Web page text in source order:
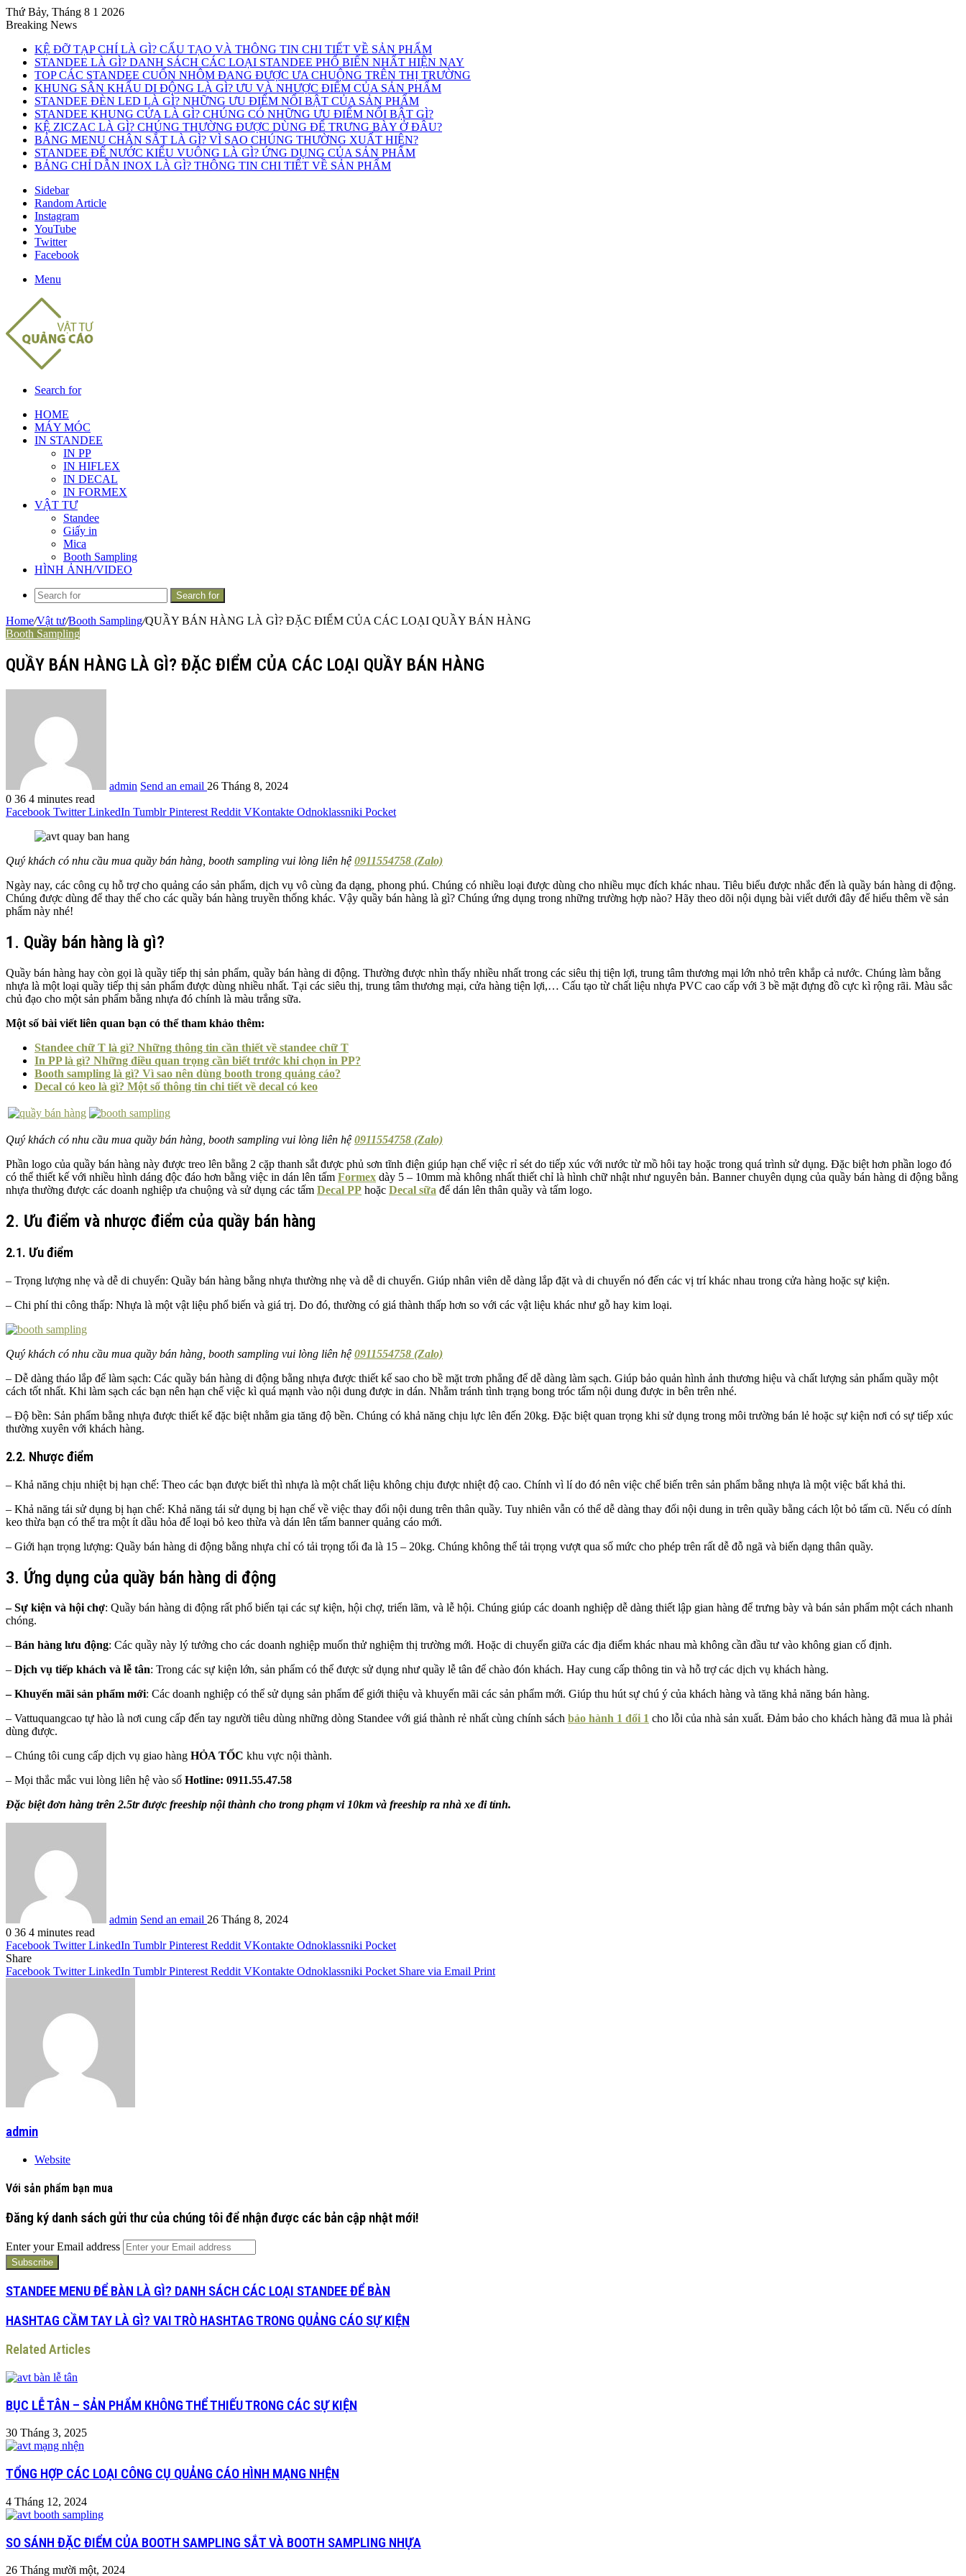
Thứ Bảy, Tháng 8 1 2026
Breaking News
KỆ ĐỠ TẠP CHÍ LÀ GÌ? CẤU TẠO VÀ THÔNG TIN CHI TIẾT VỀ SẢN PHẨM
STANDEE LÀ GÌ? DANH SÁCH CÁC LOẠI STANDEE PHỔ BIẾN NHẤT HIỆN NAY
TOP CÁC STANDEE CUỐN NHÔM ĐANG ĐƯỢC ƯA CHUỘNG TRÊN THỊ TRƯỜNG
KHUNG SÂN KHẤU DI ĐỘNG LÀ GÌ? ƯU VÀ NHƯỢC ĐIỂM CỦA SẢN PHẨM
STANDEE ĐÈN LED LÀ GÌ? NHỮNG ƯU ĐIỂM NỔI BẬT CỦA SẢN PHẨM
STANDEE KHUNG CỬA LÀ GÌ? CHÚNG CÓ NHỮNG ƯU ĐIỂM NỔI BẬT GÌ?
KỆ ZICZAC LÀ GÌ? CHÚNG THƯỜNG ĐƯỢC DÙNG ĐỂ TRƯNG BÀY Ở ĐÂU?
BẢNG MENU CHÂN SẮT LÀ GÌ? VÌ SAO CHÚNG THƯỜNG XUẤT HIỆN?
STANDEE ĐẾ NƯỚC KIỂU VUÔNG LÀ GÌ? ỨNG DỤNG CỦA SẢN PHẨM
BẢNG CHỈ DẪN INOX LÀ GÌ? THÔNG TIN CHI TIẾT VỀ SẢN PHẨM
Sidebar
Random Article
Instagram
YouTube
Twitter
Facebook
Menu
Search for
HOME
MÁY MÓC
IN STANDEE
IN PP
IN HIFLEX
IN DECAL
IN FORMEX
VẬT TƯ
Standee
Giấy in
Mica
Booth Sampling
HÌNH ẢNH/VIDEO
Search for
Home/Vật tư/Booth Sampling/QUẦY BÁN HÀNG LÀ GÌ? ĐẶC ĐIỂM CỦA CÁC LOẠI QUẦY BÁN HÀNG
Booth Sampling
QUẦY BÁN HÀNG LÀ GÌ? ĐẶC ĐIỂM CỦA CÁC LOẠI QUẦY BÁN HÀNG
admin Send an email 26 Tháng 8, 2024
0 36 4 minutes read
Facebook Twitter LinkedIn Tumblr Pinterest Reddit VKontakte Odnoklassniki Pocket
Quý khách có nhu cầu mua quầy bán hàng, booth sampling vui lòng liên hệ0911554758 (Zalo)
Ngày nay, các công cụ hỗ trợ cho quảng cáo sản phẩm, dịch vụ vô cùng đa dạng, phong phú. Chúng có nhiều loại được dùng cho nhiều mục đích khác nhau. Tiêu biểu được nhắc đến là quầy bán hàng di động.
Chúng được dùng để thay thế cho các quầy bán hàng truyền thống khác. Vậy quầy bán hàng là gì? Chúng ứng dụng trong những trường hợp nào? Hãy theo dõi nội dụng bài viết dưới đây để hiểu thêm về sản
phẩm này nhé!
1. Quầy bán hàng là gì?
Quầy bán hàng hay còn gọi là quầy tiếp thị sản phẩm, quầy bán hàng di động. Thường được nhìn thấy nhiều nhất trong các siêu thị tiện lợi, trung tâm thương mại lớn nhỏ trên khắp cả nước. Chúng làm bằng
nhựa là một loại quầy tiếp thị sản phẩm được dùng nhiều nhất. Tại các siêu thị, trung tâm thương mại, cửa hàng tiện lợi,… Cấu tạo từ chất liệu nhựa PVC cao cấp với 3 bề mặt đựng đồ cực kì rộng rãi. Màu sắc
chủ đạo cho một sản phẩm bằng nhựa đó chính là màu trắng sữa.
Một số bài viết liên quan bạn có thể tham khảo thêm:
Standee chữ T là gì? Những thông tin cần thiết về standee chữ T
In PP là gì? Những điều quan trọng cần biết trước khi chọn in PP?
Booth sampling là gì? Vì sao nên dùng booth trong quảng cáo?
Decal có keo là gì? Một số thông tin chi tiết về decal có keo
Quý khách có nhu cầu mua quầy bán hàng, booth sampling vui lòng liên hệ0911554758 (Zalo)
Phần logo của quầy bán hàng này được treo lên bằng 2 cặp thanh sắt được phủ sơn tĩnh điện giúp hạn chế việc rỉ sét do tiếp xúc với nước từ mồ hôi tay hoặc trong quá trình sử dụng. Đặc biệt hơn phần logo đó
có thể thiết kế với nhiều hình dáng độc đáo hơn bằng việc in dán lên tấm Formex dày 5 – 10mm mà không nhất thiết chỉ là hình chữ nhật như nguyên bản. Banner chuyên dụng của quầy bán hàng di động bằng
nhựa thường được các doanh nghiệp ưa chuộng và sử dụng các tấm Decal PP hoặc Decal sữa để dán lên thân quầy và tấm logo.
2. Ưu điểm và nhược điểm của quầy bán hàng
2.1. Ưu điểm
– Trọng lượng nhẹ và dễ di chuyển: Quầy bán hàng bằng nhựa thường nhẹ và dễ di chuyển. Giúp nhân viên dễ dàng lắp đặt và di chuyển nó đến các vị trí khác nhau trong cửa hàng hoặc sự kiện.
– Chi phí thi công thấp: Nhựa là một vật liệu phổ biến và giá trị. Do đó, thường có giá thành thấp hơn so với các vật liệu khác như gỗ hay kim loại.
Quý khách có nhu cầu mua quầy bán hàng, booth sampling vui lòng liên hệ0911554758 (Zalo)
– Dễ dàng tháo lắp để làm sạch: Các quầy bán hàng di động bằng nhựa được thiết kế sao cho bề mặt trơn phẳng để dễ dàng làm sạch. Giúp bảo quản hình ảnh thương hiệu và chất lượng sản phẩm quầy một
cách tốt nhất. Khi làm sạch các bạn nên hạn chế việc kì quá mạnh vào nội dung được in dán. Nhằm tránh tình trạng bong tróc tấm nội dung được in bên trên nhé.
– Độ bền: Sản phẩm bằng nhựa được thiết kế đặc biệt nhằm gia tăng độ bền. Chúng có khả năng chịu lực lên đến 20kg. Đặc biệt quan trọng khi sử dụng trong môi trường bán lẻ hoặc sự kiện nơi có sự tiếp xúc
thường xuyên với khách hàng.
2.2. Nhược điểm
– Khả năng chịu nhiệt bị hạn chế: Theo các bạn được biết thì nhựa là một chất liệu không chịu được nhiệt độ cao. Chính vì lí do đó nên việc chế biến trên sản phẩm bằng nhựa là một việc bất khả thi.
– Khả năng tái sử dụng bị hạn chế: Khả năng tái sử dụng bị hạn chế về việc thay đổi nội dung trên thân quầy. Tuy nhiên vẫn có thể dễ dàng thay đổi nội dung in trên quầy bằng cách lột bỏ tấm cũ. Nếu có dính
keo thừa bạn có thể tra một ít dầu hỏa để loại bỏ keo thừa và dán lên tấm banner quảng cáo mới.
– Giới hạn trọng lượng: Quầy bán hàng di động bằng nhựa chỉ có tải trọng tối đa là 15 – 20kg. Chúng không thể tải trọng vượt qua số mức cho phép trên rất dễ đỗ ngã và biến dạng thân quầy.
3. Ứng dụng của quầy bán hàng di động
– Sự kiện và hội chợ: Quầy bán hàng di động rất phổ biến tại các sự kiện, hội chợ, triển lãm, và lễ hội. Chúng giúp các doanh nghiệp dễ dàng thiết lập gian hàng để trưng bày và bán sản phẩm một cách nhanh
chóng.
– Bán hàng lưu động: Các quầy này lý tưởng cho các doanh nghiệp muốn thử nghiệm thị trường mới. Hoặc di chuyển giữa các địa điểm khác nhau mà không cần đầu tư vào không gian cố định.
– Dịch vụ tiếp khách và lễ tân: Trong các sự kiện lớn, sản phẩm có thể được sử dụng như quầy lễ tân để chào đón khách. Hay cung cấp thông tin và hỗ trợ các dịch vụ khách hàng.
– Khuyến mãi sản phẩm mới: Các doanh nghiệp có thể sử dụng sản phẩm để giới thiệu và khuyến mãi các sản phẩm mới. Giúp thu hút sự chú ý của khách hàng và tăng khả năng bán hàng.
– Vattuquangcao tự hào là nơi cung cấp đến tay người tiêu dùng những dòng Standee với giá thành rẻ nhất cùng chính sách bảo hành 1 đổi 1 cho lỗi của nhà sản xuất. Đảm bảo cho khách hàng đã mua là phải
dùng được.
– Chúng tôi cung cấp dịch vụ giao hàng HỎA TỐC khu vực nội thành.
– Mọi thắc mắc vui lòng liên hệ vào số Hotline: 0911.55.47.58
Đặc biệt đơn hàng trên 2.5tr được freeship nội thành cho trong phạm vi 10km và freeship ra nhà xe đi tỉnh.
admin Send an email 26 Tháng 8, 2024
0 36 4 minutes read
Facebook Twitter LinkedIn Tumblr Pinterest Reddit VKontakte Odnoklassniki Pocket
Share
Facebook Twitter LinkedIn Tumblr Pinterest Reddit VKontakte Odnoklassniki Pocket Share via Email Print
admin
Website
Với sản phẩm bạn mua
Đăng ký danh sách gửi thư của chúng tôi để nhận được các bản cập nhật mới!
Enter your Email address
STANDEE MENU ĐỂ BÀN LÀ GÌ? DANH SÁCH CÁC LOẠI STANDEE ĐỂ BÀN
HASHTAG CẦM TAY LÀ GÌ? VAI TRÒ HASHTAG TRONG QUẢNG CÁO SỰ KIỆN
Related Articles
BỤC LỄ TÂN – SẢN PHẨM KHÔNG THỂ THIẾU TRONG CÁC SỰ KIỆN
30 Tháng 3, 2025
TỔNG HỢP CÁC LOẠI CÔNG CỤ QUẢNG CÁO HÌNH MẠNG NHỆN
4 Tháng 12, 2024
SO SÁNH ĐẶC ĐIỂM CỦA BOOTH SAMPLING SẮT VÀ BOOTH SAMPLING NHỰA
26 Tháng mười một, 2024